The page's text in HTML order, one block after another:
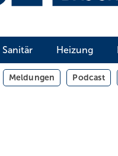
Sanitär Heizung
Meldungen Podcast